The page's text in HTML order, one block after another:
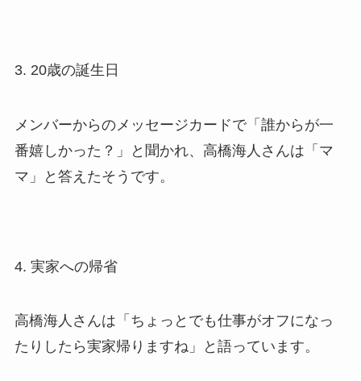
3. 20歳の誕生日
メンバーからのメッセージカードで「誰からが一
番嬉しかった？」と聞かれ、高橋海人さんは「マ
マ」と答えたそうです。
4. 実家への帰省
高橋海人さんは「ちょっとでも仕事がオフになっ
たりしたら実家帰りますね」と語っています。